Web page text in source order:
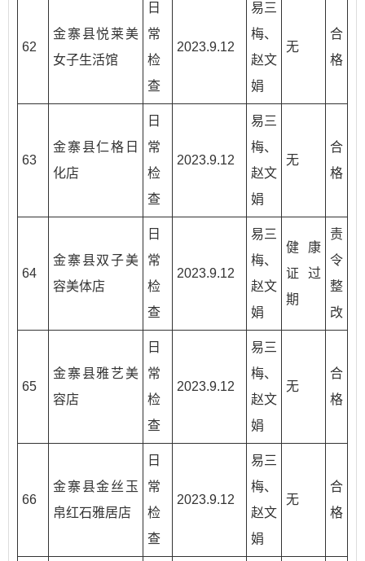
62
金寨县悦莱美
女子生活馆
日
常
检
查
2023.9.12
易三
梅、
赵文
娟
无
合
格
63
金寨县仁格日
化店
日
常
检
查
2023.9.12
易三
梅、
赵文
娟
无
合
格
64
金寨县双子美
容美体店
日
常
检
查
2023.9.12
易三
梅、
赵文
娟
健康
证过
期
责
令
整
改
65
金寨县雅艺美
容店
日
常
检
查
2023.9.12
易三
梅、
赵文
娟
无
合
格
66
金寨县金丝玉
帛红石雅居店
日
常
检
查
2023.9.12
易三
梅、
赵文
娟
无
合
格